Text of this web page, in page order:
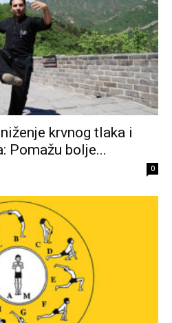
krvnog tlaka i
Pomažu bolje...
0